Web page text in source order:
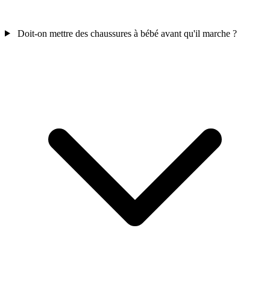
Doit-on mettre des chaussures à bébé avant qu'il marche ?